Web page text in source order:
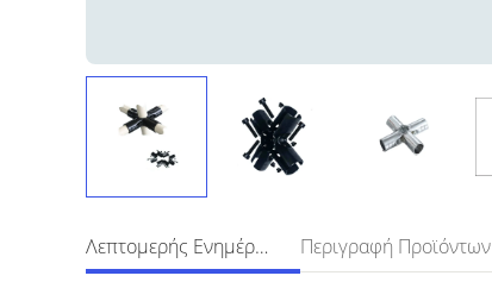
Λεπτομερής Ενημέρωση Περιγραφή Προϊόντων